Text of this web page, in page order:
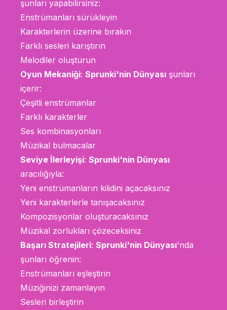
şunları yapabilirsiniz:
Enstrümanları sürükleyin
Karakterlerin üzerine bırakın
Farklı sesleri karıştırın
Melodiler oluşturun
Oyun Mekaniği: Sprunki'nin Dünyası şunları
içerir:
Çeşitli enstrümanlar
Farklı karakterler
Ses kombinasyonları
Müzikal bulmacalar
Seviye İlerleyişi: Sprunki'nin Dünyası
aracılığıyla:
Yeni enstrümanların kilidini açacaksınız
Yeni karakterlerle tanışacaksınız
Kompozisyonlar oluşturacaksınız
Müzikal zorlukları çözeceksiniz
Başarı Stratejileri: Sprunki'nin Dünyası'nda
şunları öğrenin:
Enstrümanları eşleştirin
Müziğinizi zamanlayın
Sesleri birleştirin